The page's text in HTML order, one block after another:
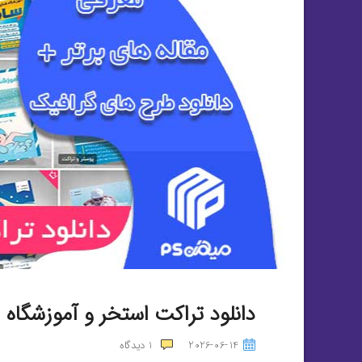
دانلود تراکت استخر و
2026-06-14
1 دیدگاه